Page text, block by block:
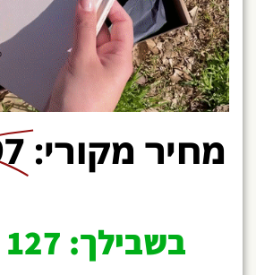
מחיר מקורי:
בשבילך: 127 שקל!